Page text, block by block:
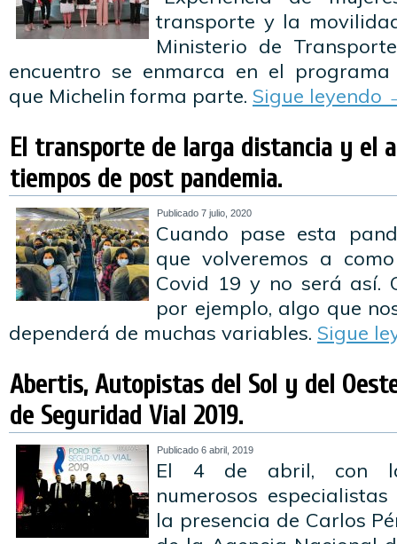
transporte y la
Ministerio de
encuentro se enmarca en el programa
que Michelin forma parte. Sigue leyendo
El transporte de larga distancia y el
tiempos de post pandemia.
Publicado 7 julio, 2020
Cuando pase esta
que volveremos a
Covid 19 y no será así.
por ejemplo, algo que
dependerá de muchas variables. Sigue
Abertis, Autopistas del Sol y del
de Seguridad Vial 2019.
Publicado 6 abril, 2019
El 4 de abril, con
numerosos
la presencia de Carlos